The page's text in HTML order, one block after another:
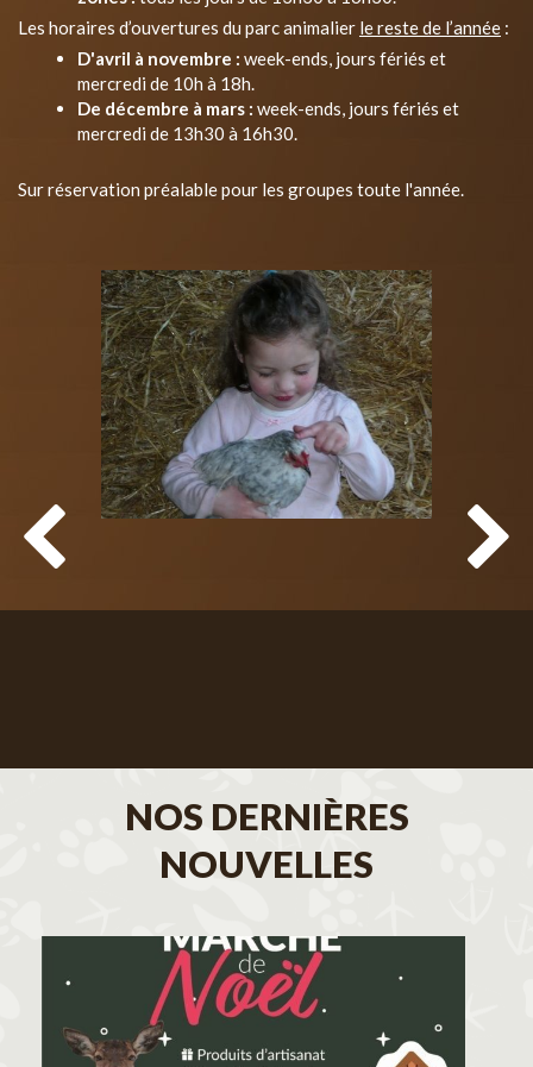
Les horaires d’ouvertures du parc animalier le reste de l’année :
D'avril à novembre : week-ends, jours fériés et
mercredi de 10h à 18h.
De décembre à mars : week-ends, jours fériés et
mercredi de 13h30 à 16h30.
Sur réservation préalable pour les groupes toute l'année.
NOS DERNIÈRES
NOUVELLES